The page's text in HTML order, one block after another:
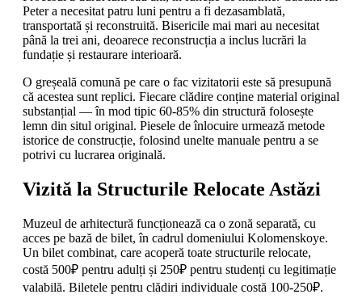
Peter a necesitat patru luni pentru a fi dezasamblată,
transportată și reconstruită. Bisericile mai mari au necesitat
până la trei ani, deoarece reconstrucția a inclus lucrări la
fundație și restaurare interioară.
O greșeală comună pe care o fac vizitatorii este să presupună
că acestea sunt replici. Fiecare clădire conține material original
substanțial — în mod tipic 60-85% din structură folosește
lemn din situl original. Piesele de înlocuire urmează metode
istorice de construcție, folosind unelte manuale pentru a se
potrivi cu lucrarea originală.
Vizită la Structurile Relocate Astăzi
Muzeul de arhitectură funcționează ca o zonă separată, cu
acces pe bază de bilet, în cadrul domeniului Kolomenskoye.
Un bilet combinat, care acoperă toate structurile relocate,
costă 500₽ pentru adulți și 250₽ pentru studenți cu legitimație
valabilă. Biletele pentru clădiri individuale costă 100-250₽.